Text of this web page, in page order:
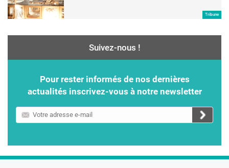
Tribune
Suivez-nous !
Pour rester informés de nos dernières
actualités inscrivez-vous à notre newsletter
Votre
adresse